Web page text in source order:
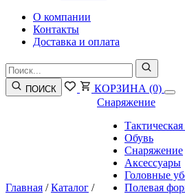
О компании
Контакты
Доставка и оплата
ПОИСК КОРЗИНА (0)
Главная /Каталог /
Снаряжение
Обувь
Снаряжение
Аксессуары
Головные
Полевая